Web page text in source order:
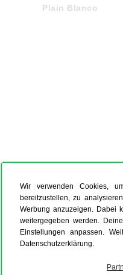
Wir verwenden Cookies,
bereitzustellen, zu
Werbung anzuzeigen. Dabei
weitergegeben werden.
Einstellungen anpassen.
Datenschutzerklärung.
Plain Blanco
Editorial Blanco